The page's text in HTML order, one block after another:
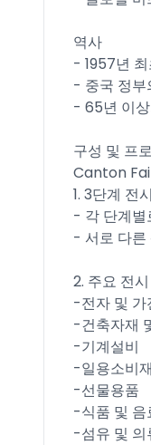
역사
- 1957년
- 중국 정부
- 65년 이
구성 및 프
Canton
1. 3단계 전
- 각 단계별
- 서로 다른
2. 주요 전
-전자 및 가
-건축자재
-기계설비
-일용소비재
-선물용품
-식품 및 음
-섬유 및 의